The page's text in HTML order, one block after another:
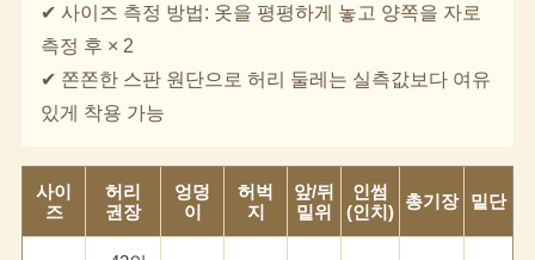
이코 라이프 하
✔ 사이즈 측정 방법: 옷을 평평하게 놓고 양쪽을 자로
측정 후 × 2
✔ 쫀쫀한 스판 원단으로 허리 둘레는 실측값보다 여유
있게 착용 가능
사이
즈
허리
권장
엉덩
이
허벅
지
앞/뒤
밑위
인썸
(인치)
총기장 밑단